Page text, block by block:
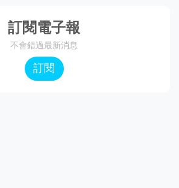
訂閱電子報
不會錯過最新消息
訂閱